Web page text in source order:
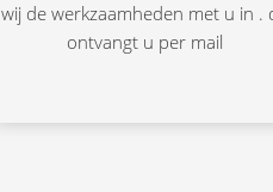
wij de werkzaamheden met u in .
ontvangt u per mail